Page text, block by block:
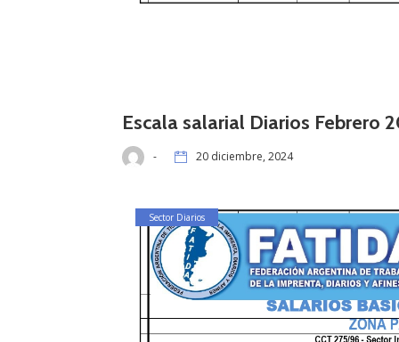
Escala salarial Diarios Febrero
- 20 diciembre, 2024
Sector Diarios